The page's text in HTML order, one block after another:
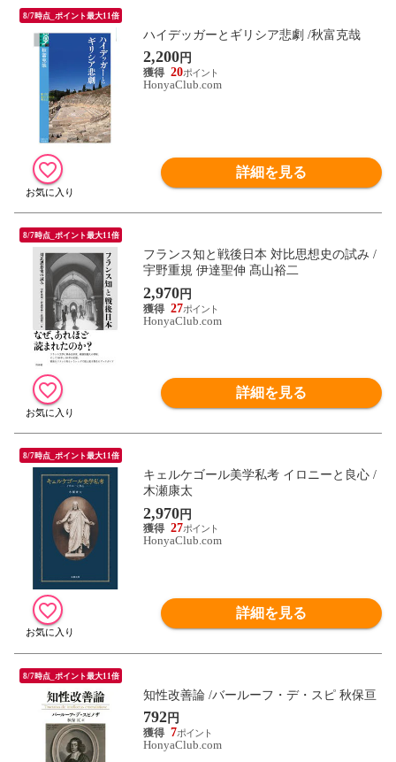
8/7時点_ポイント最大11倍
ハイデッガーとギリシア悲劇 /秋富克哉
2,200円
20
HonyaClub.com
詳細を見る
8/7時点_ポイント最大11倍
フランス知と戦後日本 対比思想史の試み /
宇野重規 伊達聖伸 髙山裕二
2,970円
27
HonyaClub.com
詳細を見る
8/7時点_ポイント最大11倍
キェルケゴール美学私考 イロニーと良心 /
木瀬康太
2,970円
27
HonyaClub.com
詳細を見る
8/7時点_ポイント最大11倍
知性改善論 /バールーフ・デ・スピ 秋保亘
792円
7
HonyaClub.com